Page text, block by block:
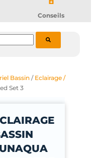
Conseils
Bassin/ Eclairage /
Set 3